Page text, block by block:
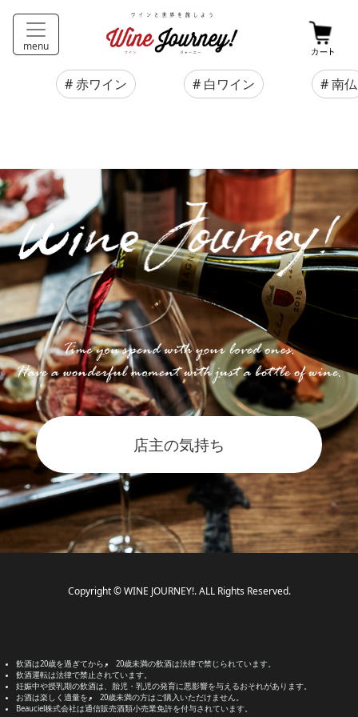
menu
#赤ワイン # 白ワイン #南仏
test
店主の気持ち
Copyright © WINE JOURNEY!. ALL Rights Reserved.
飲酒は20歳を過ぎてから。
20歳未満の飲酒は法律で禁じられています。
飲酒運転は法律で禁止されています。
妊娠中や授乳期の飲酒は、胎児・乳児の発育に悪影響を与えるおそれがあります。
お酒は楽しく適量を。
20歳未満の方はご購入いただけません。
Beauciel株式会社は通信販売酒類小売業免許を付与されています。